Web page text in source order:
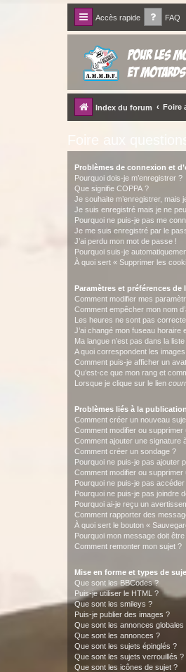
Accès rapide FAQ
Index du forum Foire
Foire aux
Problèmes de connexion et
Pourquoi dois-je m’enregistrer ?
Que signifie COPPA ?
Je souhaite m’enregistrer, mais
Je suis enregistré mais je ne
Pourquoi ne puis-je pas me
Je me suis enregistré par le
J’ai perdu mon mot de passe !
Pourquoi suis-je
À quoi sert « Supprimer les
Paramètres et préférences de
Comment modifier mes
Comment empêcher mon nom
Les heures ne sont pas
J’ai changé mon fuseau horaire
Ma langue n’est pas dans la liste
A quoi correspondent les
Comment puis-je afficher un
Qu’est-ce que mon rang et
Lorsque je clique sur le lien
Problèmes liés à la
Comment créer un nouveau
Comment modifier ou supprimer
Comment ajouter une signature
Comment créer un sondage ?
Pourquoi ne puis-je pas ajouter
Comment modifier ou supprimer
Pourquoi ne puis-je pas
Pourquoi ne puis-je pas joindre
Pourquoi ai-je reçu un
Comment rapporter des
À quoi sert le bouton «
Pourquoi mon message doit
Comment remonter mon sujet ?
Mise en forme et types de
Que sont les BBCodes ?
Puis-je utiliser le HTML ?
Que sont les smileys ?
Puis-je publier des images ?
Que sont les annonces globales
Que sont les annonces ?
Que sont les sujets épinglés ?
Que sont les sujets verrouillés ?
Que sont les icônes de sujet ?